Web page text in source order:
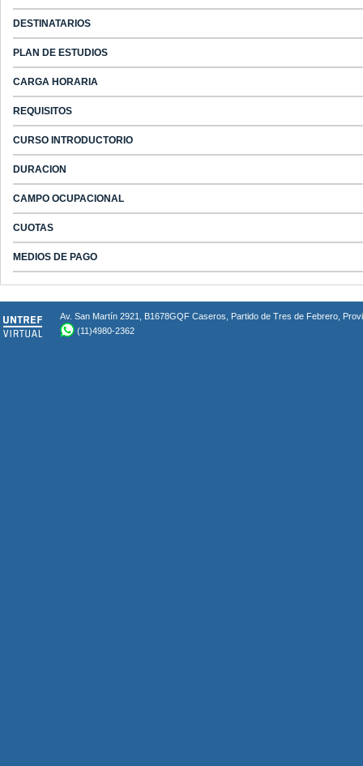
DESTINATARIOS
PLAN DE ESTUDIOS
CARGA HORARIA
REQUISITOS
CURSO INTRODUCTORIO
DURACION
CAMPO OCUPACIONAL
CUOTAS
MEDIOS DE PAGO
Av. San Martín 2921, B1678GQF Caseros, Partido de Tres de Febrero,
(11)4980-2362